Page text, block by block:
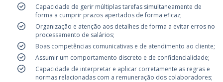
Capacidade de gerir múltiplas tarefas simultaneamente de
forma a cumprir prazos apertados de forma eficaz;
Organização e atenção aos detalhes de forma a evitar erros no
processamento de salários;
Boas competências comunicativas e de atendimento ao cliente;
Assumir um comportamento discreto e de confidencialidade;
Capacidade de interpretar e aplicar corretamente as regras e
normas relacionadas com a remuneração dos colaboradores;